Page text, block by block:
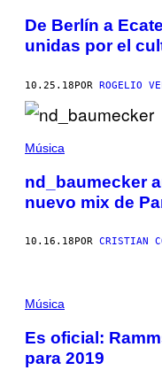
De Berlín a
unidas por el
10.25.18POR ROGELIO
Música
nd_baumecker
nuevo mix de
10.16.18 POR CRISTIAN
Música
Es oficial:
para 2019